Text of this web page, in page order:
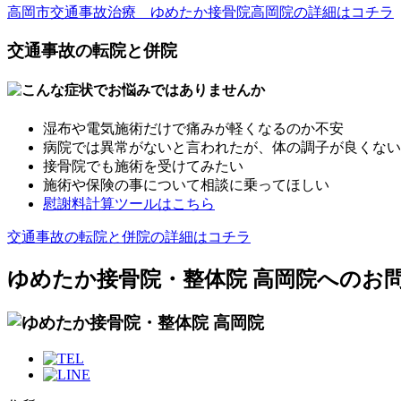
高岡市交通事故治療 ゆめたか接骨院高岡院の詳細はコチラ
交通事故の転院と併院
湿布や電気施術だけで痛みが軽くなるのか不安
病院では異常がないと言われたが、体の調子が良くない
接骨院でも施術を受けてみたい
施術や保険の事について相談に乗ってほしい
慰謝料計算ツールはこちら
交通事故の転院と併院の詳細はコチラ
ゆめたか接骨院・整体院 高岡院へのお